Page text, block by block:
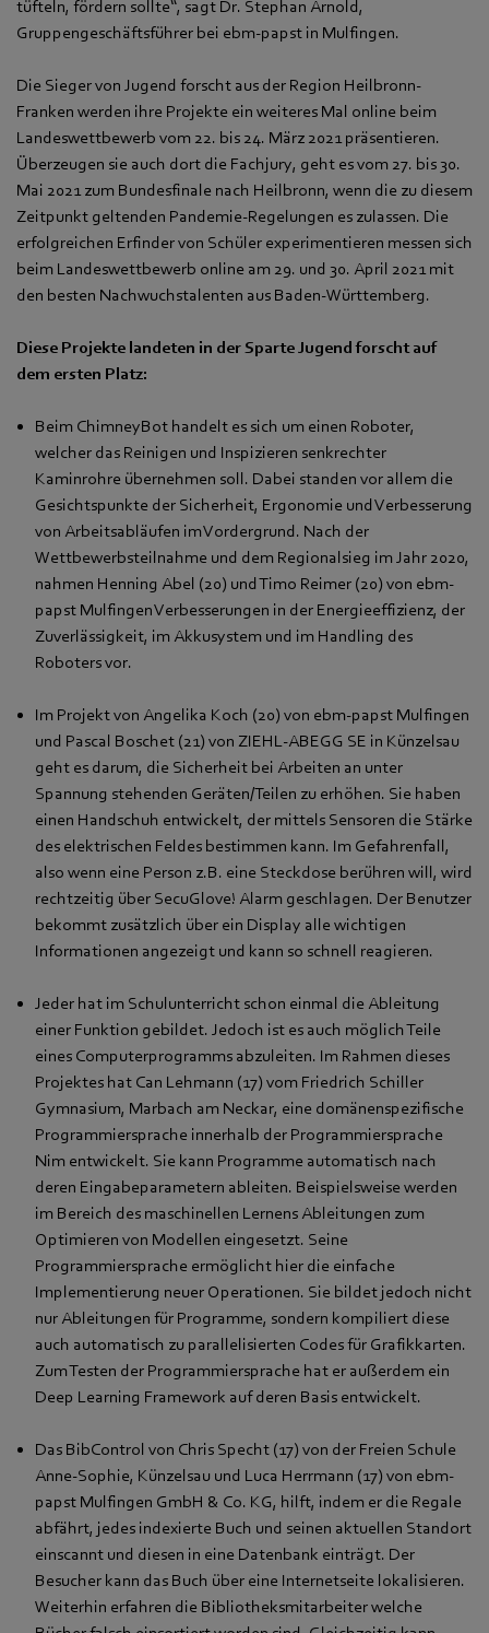
tüfteln, fördern sollte“, sagt Dr. Stephan Arnold,
Gruppengeschäftsführer bei ebm-papst in Mulfingen.
Die Sieger von Jugend forscht aus der Region Heilbronn-
Franken werden ihre Projekte ein weiteres Mal online beim
Landeswettbewerb vom 22. bis 24. März 2021 präsentieren.
Überzeugen sie auch dort die Fachjury, geht es vom 27. bis 30.
Mai 2021 zum Bundesfinale nach Heilbronn, wenn die zu diesem
Zeitpunkt geltenden Pandemie-Regelungen es zulassen. Die
erfolgreichen Erfinder von Schüler experimentieren messen sich
beim Landeswettbewerb online am 29. und 30. April 2021 mit
den besten Nachwuchstalenten aus Baden-Württemberg.
Diese Projekte landeten in der Sparte Jugend forscht auf
dem ersten Platz:
Beim ChimneyBot handelt es sich um einen Roboter,
welcher das Reinigen und Inspizieren senkrechter
Kaminrohre übernehmen soll. Dabei standen vor allem die
Gesichtspunkte der Sicherheit, Ergonomie und Verbesserung
von Arbeitsabläufen im Vordergrund. Nach der
Wettbewerbsteilnahme und dem Regionalsieg im Jahr 2020,
nahmen Henning Abel (20) und Timo Reimer (20) von ebm-
papst Mulfingen Verbesserungen in der Energieeffizienz, der
Zuverlässigkeit, im Akkusystem und im Handling des
Roboters vor.
Im Projekt von Angelika Koch (20) von ebm-papst Mulfingen
und Pascal Boschet (21) von ZIEHL-ABEGG SE in Künzelsau
geht es darum, die Sicherheit bei Arbeiten an unter
Spannung stehenden Geräten/Teilen zu erhöhen. Sie haben
einen Handschuh entwickelt, der mittels Sensoren die Stärke
des elektrischen Feldes bestimmen kann. Im Gefahrenfall,
also wenn eine Person z.B. eine Steckdose berühren will, wird
rechtzeitig über SecuGlove! Alarm geschlagen. Der Benutzer
bekommt zusätzlich über ein Display alle wichtigen
Informationen angezeigt und kann so schnell reagieren.
Jeder hat im Schulunterricht schon einmal die Ableitung
einer Funktion gebildet. Jedoch ist es auch möglich Teile
eines Computerprogramms abzuleiten. Im Rahmen dieses
Projektes hat Can Lehmann (17) vom Friedrich Schiller
Gymnasium, Marbach am Neckar, eine domänenspezifische
Programmiersprache innerhalb der Programmiersprache
Nim entwickelt. Sie kann Programme automatisch nach
deren Eingabeparametern ableiten. Beispielsweise werden
im Bereich des maschinellen Lernens Ableitungen zum
Optimieren von Modellen eingesetzt. Seine
Programmiersprache ermöglicht hier die einfache
Implementierung neuer Operationen. Sie bildet jedoch nicht
nur Ableitungen für Programme, sondern kompiliert diese
auch automatisch zu parallelisierten Codes für Grafikkarten.
Zum Testen der Programmiersprache hat er außerdem ein
Deep Learning Framework auf deren Basis entwickelt.
Das BibControl von Chris Specht (17) von der Freien Schule
Anne-Sophie, Künzelsau und Luca Herrmann (17) von ebm-
papst Mulfingen GmbH & Co. KG, hilft, indem er die Regale
abfährt, jedes indexierte Buch und seinen aktuellen Standort
einscannt und diesen in eine Datenbank einträgt. Der
Besucher kann das Buch über eine Internetseite lokalisieren.
Weiterhin erfahren die Bibliotheksmitarbeiter welche